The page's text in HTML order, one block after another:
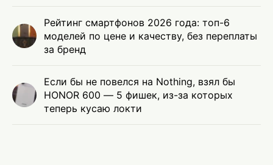
Рейтинг смартфонов 2026 года: топ-6
моделей по цене и качеству, без переплаты
за бренд
Если бы не повелся на Nothing, взял бы
HONOR 600 — 5 фишек, из-за которых
теперь кусаю локти